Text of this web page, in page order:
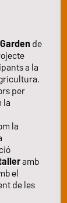
de
a la
per
la
la
amb
el
de les